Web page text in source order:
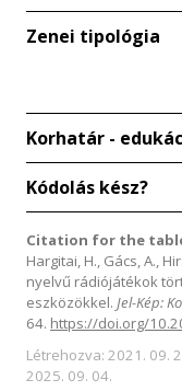
Zenei tipológia
Korhatár -
Kódolás kész?
Citation for the
Hargitai, H., Gács, A.,
nyelvű rádiójátékok
eszközökkel. Jel-Kép:
64. https://doi.org/
Létrehozva: 2021. 09.
2025. 09. 04.